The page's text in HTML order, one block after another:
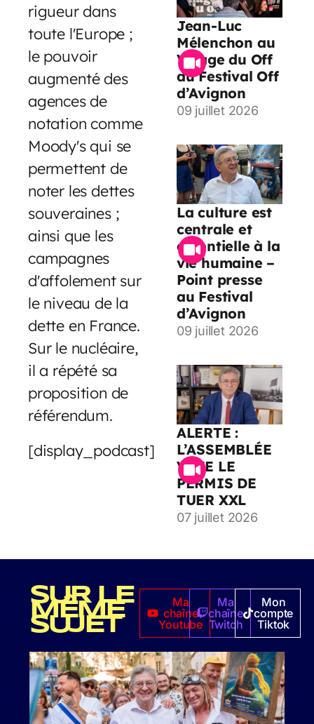
rigueur dans
toute l'Europe ;
le pouvoir
augmenté des
agences de
notation comme
Moody's qui se
permettent de
noter les dettes
souveraines ;
ainsi que les
campagnes
d'affolement sur
le niveau de la
dette en France.
Sur le nucléaire,
il a répété sa
proposition de
référendum.
[display_podcast]
Jean-Luc
Mélenchon au
Village du Off
du Festival Off
d’Avignon
09 juillet 2026
La culture est
centrale et
essentielle à la
vie humaine –
Point presse
au Festival
d’Avignon
09 juillet 2026
ALERTE :
L’ASSEMBLÉE
VOTE LE
PERMIS DE
TUER XXL
07 juillet 2026
SUR LE
MÊME
SUJET
Ma
chaîne
Youtube
Ma
chaîne
Twitch
Mon
compte
Tiktok